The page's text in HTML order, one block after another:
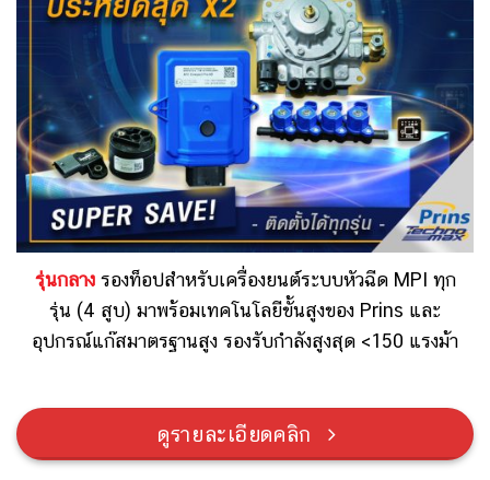
รุ่นกลาง รองท็อปสำหรับเครื่องยนต์ระบบหัวฉีด MPI ทุก
รุ่น (4 สูบ) มาพร้อมเทคโนโลยีขั้นสูงของ Prins และ
อุปกรณ์แก๊สมาตรฐานสูง รองรับกำลังสูงสุด <150 แรงม้า
ดูรายละเอียดคลิก